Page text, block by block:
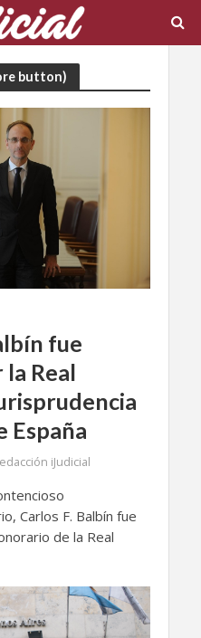
button)
fue
Real
España
iJudicial
Carlos F. Balbín fue
de la Real